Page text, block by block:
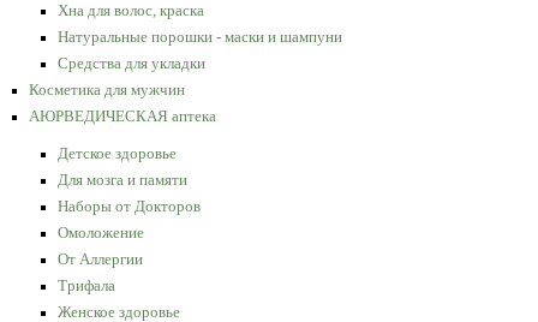
Хна для волос, краска
Натуральные порошки - маски и шампуни
Средства для укладки
Косметика для мужчин
АЮРВЕДИЧЕСКАЯ аптека
Детское здоровье
Для мозга и памяти
Наборы от Докторов
Омоложение
От Аллергии
Трифала
Женское здоровье